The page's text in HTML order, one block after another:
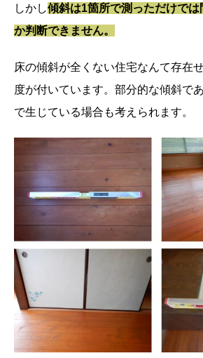
しかし傾斜は1箇所で測っただけでは
か判断できません。
床の傾斜が全くない住宅なんて存在
度が付いています。部分的な傾斜で
で生じている場合も考えられます。